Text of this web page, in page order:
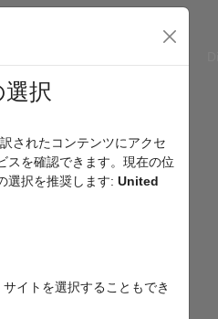
択
されたコンテンツにアクセ
スを確認できます。現在の位
選択を推奨します: United
イトを選択することもでき